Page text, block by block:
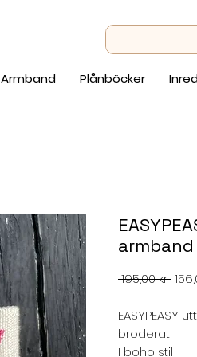
Armband Plånböcker
195,00 kr
EASYPEASY
broderat
I boho stil